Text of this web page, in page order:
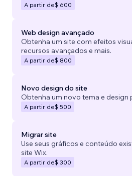
A partir de$ 600
Web design avançado
Obtenha um site com efeitos
recursos avançados e mais.
A partir de$ 800
Novo design do site
Obtenha um novo tema e design
A partir de$ 500
Migrar site
Use seus gráficos e conteúdo
site Wix.
A partir de$ 300